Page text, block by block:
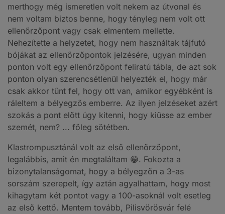
merthogy még ismeretlen volt nekem az útvonal és
nem voltam biztos benne, hogy tényleg nem volt ott
ellenőrzőpont vagy csak elmentem mellette.
Nehezítette a helyzetet, hogy nem használtak tájfutó
bójákat az ellenőrzőpontok jelzésére, ugyan minden
ponton volt egy ellenőrzőpont feliratú tábla, de azt sok
ponton olyan szerencsétlenül helyezték el, hogy már
csak akkor tűnt fel, hogy ott van, amikor egyébként is
ráleltem a bélyegzős emberre. Az ilyen jelzéseket azért
szokás a pont előtt úgy kitenni, hogy kiüsse az ember
szemét, nem? ... főleg sötétben.
Klastrompusztánál volt az első ellenőrzőpont,
legalábbis, amit én megtaláltam 😁. Fokozta a
bizonytalanságomat, hogy a bélyegzőn a 3-as
sorszám szerepelt, így aztán agyalhattam, hogy most
kihagytam két pontot vagy a 100-asoknál volt esetleg
az első kettő. Mentem tovább, Pilisvörösvár felé